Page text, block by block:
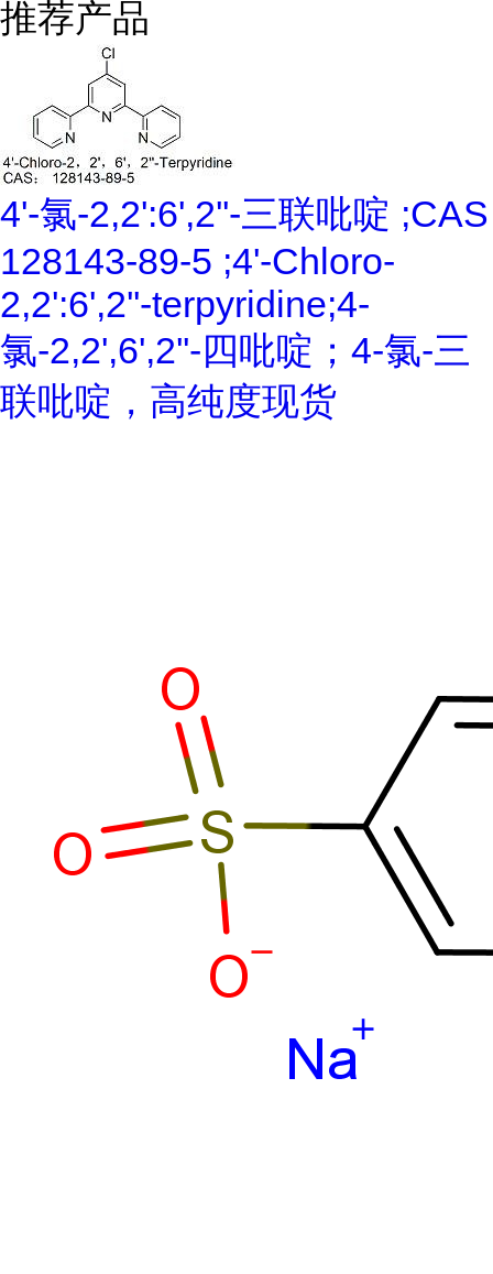
推荐产品
4'-氯-2,2':6',2''-三联吡啶 ;CAS
128143-89-5 ;4'-Chloro-
2,2':6',2''-terpyridine;4-
氯-2,2',6',2''-四吡啶；4-氯-三
联吡啶，高纯度现货